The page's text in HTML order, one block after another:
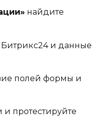
найдите
и данные
полей формы и
и протестируйте